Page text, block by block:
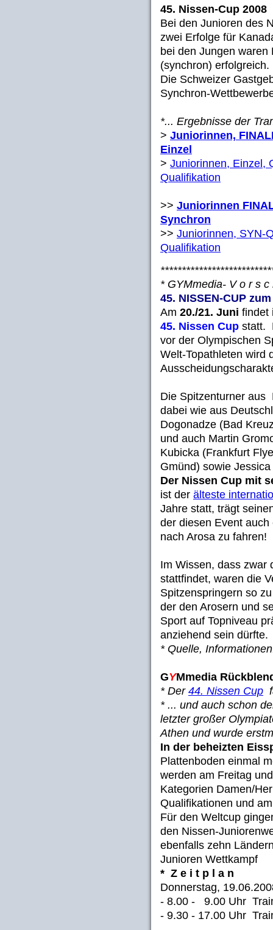
45. Nissen-Cup 2008
Bei den Junioren des
zwei Erfolge für
bei den Jungen
(synchron) erfolgreich.
Die Schweizer
Synchron-
*... Ergebnisse der
> Juniorinnen,
Einzel
> Juniorinnen, Einzel,
Qualifikation
>> Juniorinnen
Synchron
>> Juniorinnen, SYN-
Qualifikation
* GYMmedia- V o r s c
45. NISSEN-CUP
Am 20./21. Juni findet
45. Nissen Cup statt.
vor der Olympischen
Welt-Topathleten wird
Die Spitzenturner aus
dabei wie aus
Dogonadze (Bad
und auch Martin
Kubicka (Frankfurt
Gmünd) sowie
Der Nissen Cup mit
ist der älteste
Jahre statt, trägt
der diesen Event
nach Arosa zu fahren!
Im Wissen, dass zwar
stattfindet, waren die
Spitzenspringern so
der den Arosern und
Sport auf Topniveau
anziehend sein dürfte.
* Quelle,
GYMmedia
* Der 44. Nissen Cup
* ... und auch schon
letzter großer
Athen und wurde
In der beheizten
Plattenboden einmal
werden am Freitag
Kategorien Damen/
Qualifikationen und
Für den Weltcup
den Nissen-
ebenfalls zehn
Junioren Wettkampf
* Z e i t p l a n
Donnerstag,
- 8.00 - 9.00 Uhr
- 9.30 - 17.00 Uhr